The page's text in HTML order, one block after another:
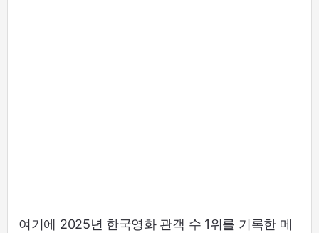
여기에 2025년 한국영화 관객 수 1위를 기록한 메